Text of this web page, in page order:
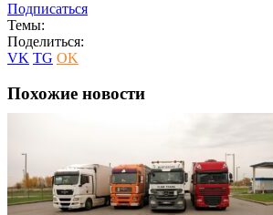
Подписаться
Темы:
Поделиться:
VK TG OK
Похожие новости